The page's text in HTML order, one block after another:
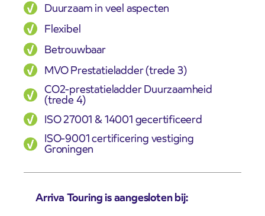
Duurzaam in veel aspecten
Flexibel
Betrouwbaar
MVO Prestatieladder (trede 3)
CO2-prestatieladder Duurzaamheid
(trede 4)
ISO 27001 & 14001 gecertificeerd
ISO-9001 certificering vestiging
Groningen
Arriva Touring is aangesloten bij: